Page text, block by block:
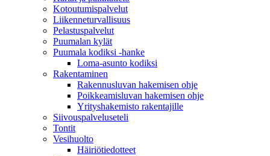
Kotoutumispalvelut
Liikenneturvallisuus
Pelastuspalvelut
Puumalan kylät
Puumala kodiksi -hanke
Loma-asunto kodiksi
Rakentaminen
Rakennusluvan hakemisen ohje
Poikkeamisluvan hakemisen ohje
Yrityshakemisto rakentajille
Siivouspalveluseteli
Tontit
Vesihuolto
Häiriötiedotteet